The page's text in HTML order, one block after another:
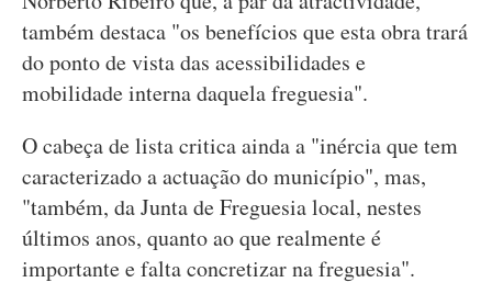
também destaca "os benefícios que esta obra trará
do ponto de vista das acessibilidades e
mobilidade interna daquela freguesia".
O cabeça de lista critica ainda a "inércia que tem
caracterizado a actuação do município", mas,
"também, da Junta de Freguesia local, nestes
últimos anos, quanto ao que realmente é
importante e falta concretizar na freguesia".